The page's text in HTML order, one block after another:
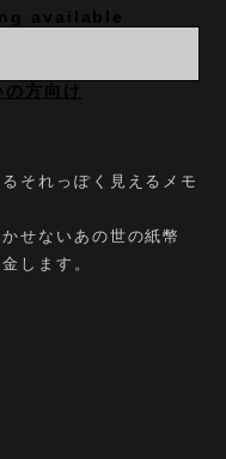
available
の方向け
それっぽく見えるメモ
せないあの世の紙幣
します。